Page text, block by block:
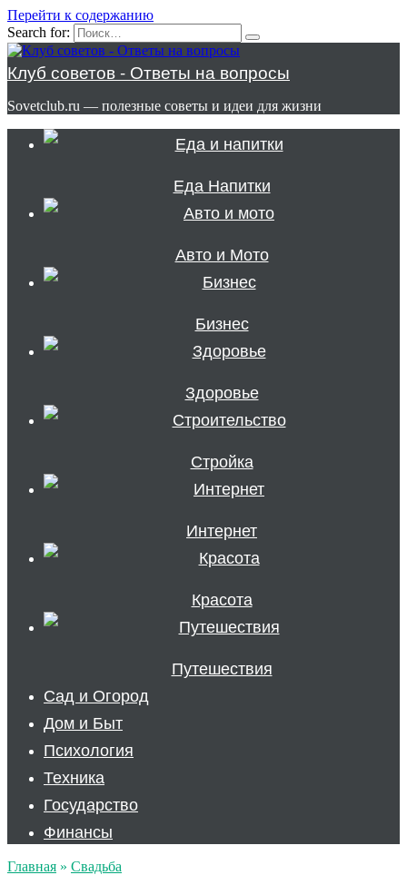
Перейти к содержанию
Search for:
Клуб советов - Ответы на вопросы
Sovetclub.ru — полезные советы и идеи для жизни
Еда Напитки
Авто и Мото
Бизнес
Здоровье
Стройка
Интернет
Красота
Путешествия
Сад и Огород
Дом и Быт
Психология
Техника
Государство
Финансы
Главная » Свадьба